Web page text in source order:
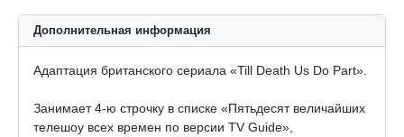
Дополнительная информация
Адаптация британского сериала «Till Death Us Do Part».
Занимает 4-ю строчку в списке «Пятьдесят величайших
телешоу всех времен по версии TV Guide»,